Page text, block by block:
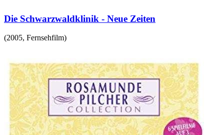
Die Schwarzwaldklinik - Neue Zeiten
(2005, Fernsehfilm)